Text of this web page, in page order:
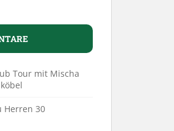
Tour mit Mischa
Herren 30